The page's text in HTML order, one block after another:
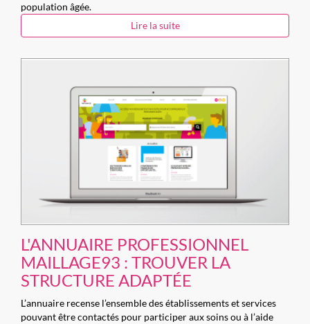
population âgée.
Lire la suite
L'ANNUAIRE PROFESSIONNEL
MAILLAGE93 : TROUVER LA
STRUCTURE ADAPTÉE
L’annuaire recense l’ensemble des établissements et services
pouvant être contactés pour participer aux soins ou à l’aide